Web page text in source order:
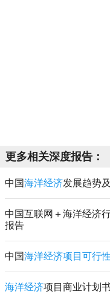
更多相关深度报告：
中国海洋经济发展趋势
中国互联网＋海洋经济
报告
中国海洋经济项目可行性
海洋经济项目商业计划书